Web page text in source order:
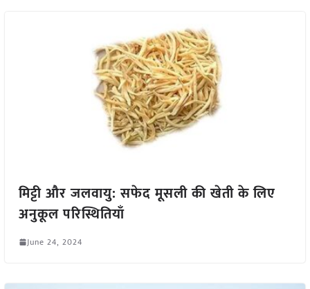
मिट्टी और जलवायु: सफेद मूसली की खेती के लिए
अनुकूल परिस्थितियाँ
June 24, 2024